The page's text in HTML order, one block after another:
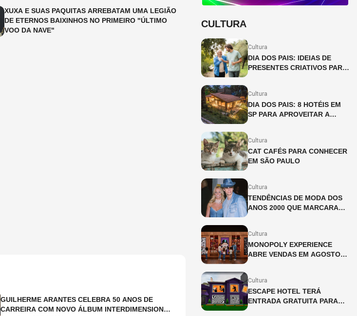
XUXA E SUAS PAQUITAS ARREBATAM UMA LEGIÃO
DE ETERNOS BAIXINHOS NO PRIMEIRO "ÚLTIMO
VOO DA NAVE"
GUILHERME ARANTES CELEBRA 50 ANOS DE
CARREIRA COM NOVO ÁLBUM INTERDIMENSIONAL
CULTURA
Cultura
DIA DOS PAIS: IDEIAS DE
PRESENTES CRIATIVOS PARA
Cultura
DIA DOS PAIS: 8 HOTÉIS EM
SP PARA APROVEITAR A
Cultura
CAT CAFÉS PARA CONHECER
EM SÃO PAULO
Cultura
TENDÊNCIAS DE MODA DOS
ANOS 2000 QUE MARCARAM
Cultura
MONOPOLY EXPERIENCE
ABRE VENDAS EM AGOSTO
Cultura
ESCAPE HOTEL TERÁ
ENTRADA GRATUITA PARA